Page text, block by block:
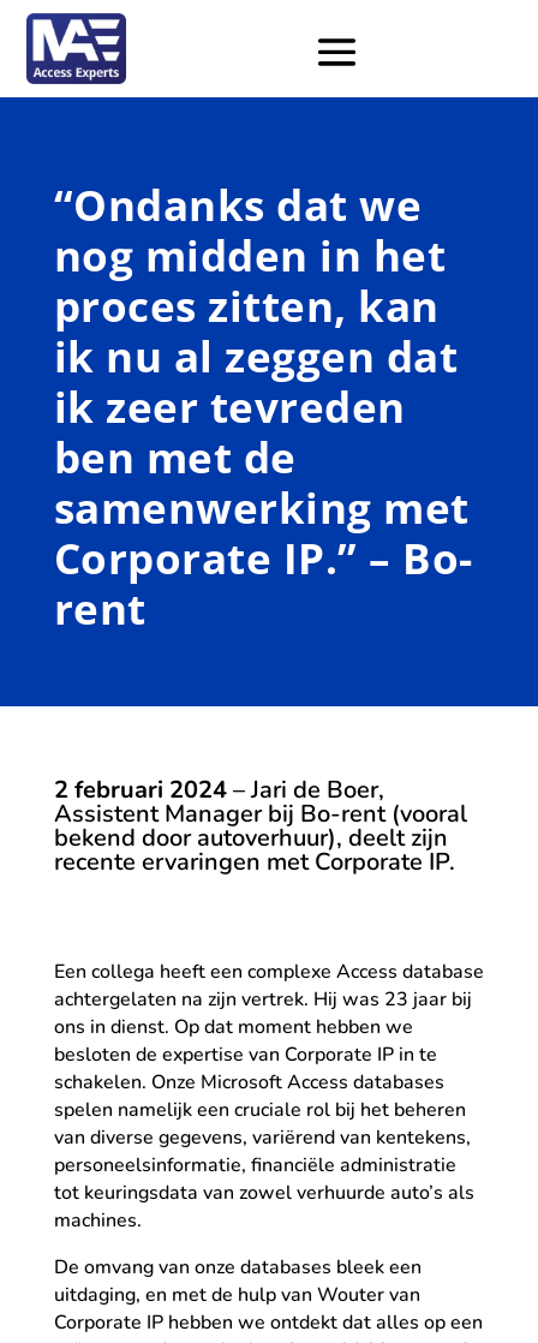
“Ondanks dat we
nog midden in het
proces zitten, kan
ik nu al zeggen dat
ik zeer tevreden
ben met de
samenwerking met
Corporate IP.” – Bo-
rent
2 februari 2024– Jari de Boer,
Assistent Manager bij Bo-rent (vooral
bekend door autoverhuur), deelt zijn
recente ervaringen met Corporate IP.
Een collega heeft een complexe Access database
achtergelaten na zijn vertrek. Hij was 23 jaar bij
ons in dienst. Op dat moment hebben we
besloten de expertise van Corporate IP in te
schakelen. Onze Microsoft Access databases
spelen namelijk een cruciale rol bij het beheren
van diverse gegevens, variërend van kentekens,
personeelsinformatie, financiële administratie
tot keuringsdata van zowel verhuurde auto’s als
machines.
De omvang van onze databases bleek een
uitdaging, en met de hulp van Wouter van
Corporate IP hebben we ontdekt dat alles op een